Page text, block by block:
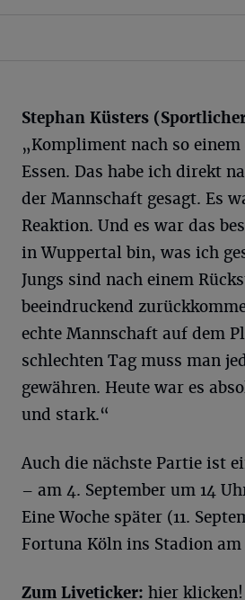
Stephan Küsters
„Kompliment nach so einem
Essen. Das habe ich direkt
der Mannschaft gesagt. Es
Reaktion. Und es war das
in Wuppertal bin, was ich
Jungs sind nach einem
beeindruckend
echte Mannschaft auf dem
schlechten Tag muss man
gewähren. Heute war es
und stark.“
Auch die nächste Partie ist
– am 4. September um 14
Eine Woche später (11.
Fortuna Köln ins Stadion am
Zum Liveticker: hier klicken!